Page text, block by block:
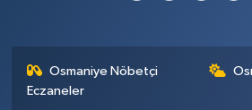
Osmaniye Nöbetçi
Eczaneler